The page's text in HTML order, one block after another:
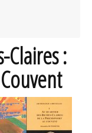
Claires :